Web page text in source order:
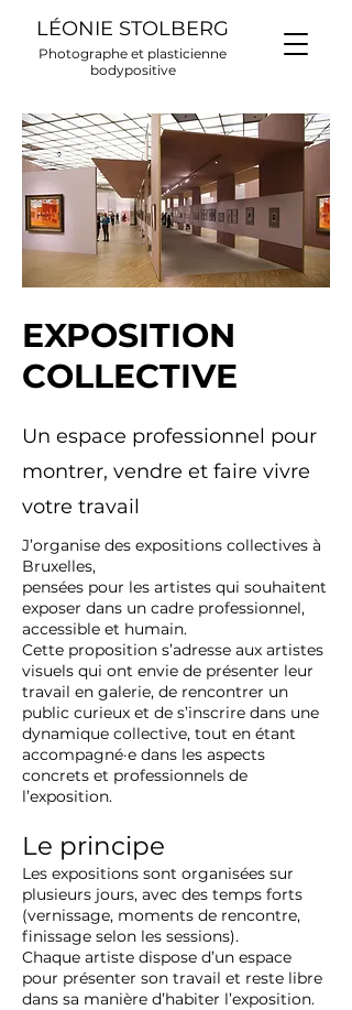
LÉONIE STOLBERG
Photographe et plasticienne
bodypositive
EXPOSITION
COLLECTIVE
Un espace professionnel pour
montrer, vendre et faire vivre
votre travail
J’organise des expositions collectives à
Bruxelles,
pensées pour les artistes qui souhaitent
exposer dans un cadre professionnel,
accessible et humain.
Cette proposition s’adresse aux artistes
visuels qui ont envie de présenter leur
travail en galerie, de rencontrer un
public curieux et de s’inscrire dans une
dynamique collective, tout en étant
accompagné·e dans les aspects
concrets et professionnels de
l’exposition.
Le principe
Les expositions sont organisées sur
plusieurs jours, avec des temps forts
(vernissage, moments de rencontre,
finissage selon les sessions).
Chaque artiste dispose d’un espace
pour présenter son travail et reste libre
dans sa manière d’habiter l’exposition.